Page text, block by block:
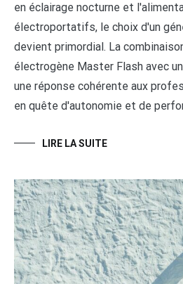
en éclairage nocturne et
électroportatifs, le choix d'un
devient primordial. La
électrogène Master Flash avec
une réponse cohérente aux
en quête d'autonomie et de
LIRE LA SUITE